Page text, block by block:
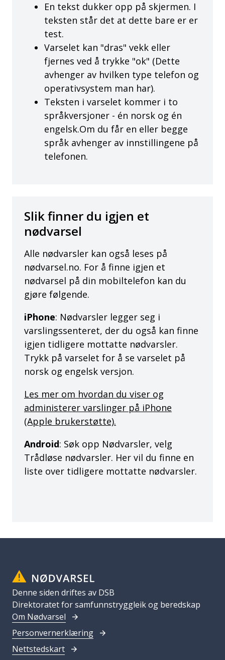
En tekst dukker opp på skjermen. I
teksten står det at dette bare er er
test.
Varselet kan "dras" vekk eller
fjernes ved å trykke "ok" (Dette
avhenger av hvilken type telefon og
operativsystem man har).
Teksten i varselet kommer i to
språkversjoner - én norsk og én
engelsk.Om du får en eller begge
språk avhenger av innstillingene på
telefonen.
Slik finner du igjen et
nødvarsel
Alle nødvarsler kan også leses på
nødvarsel.no. For å finne igjen et
nødvarsel på din mobiltelefon kan du
gjøre følgende.
iPhone: Nødvarsler legger seg i
varslingssenteret, der du også kan finne
igjen tidligere mottatte nødvarsler.
Trykk på varselet for å se varselet på
norsk og engelsk versjon.
Les mer om hvordan du viser og
administerer varslinger på iPhone
(Apple brukerstøtte).
Android: Søk opp Nødvarsler, velg
Trådløse nødvarsler. Her vil du finne en
liste over tidligere mottatte nødvarsler.
Denne siden driftes av DSB
Direktoratet for samfunnstryggleik og beredskap
Om Nødvarsel
Personvernerklæring
Nettstedskart